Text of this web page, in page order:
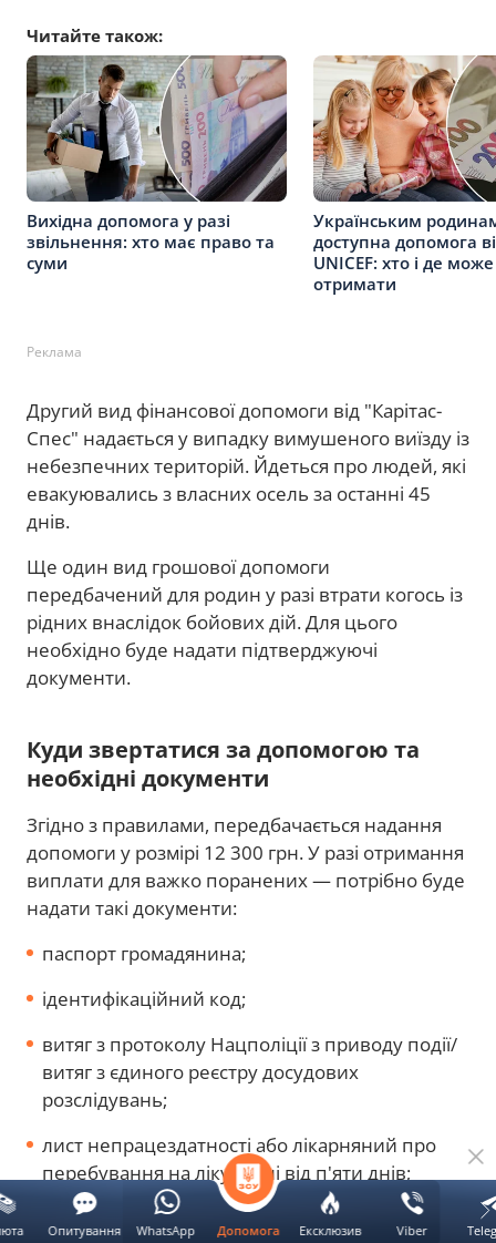
Читайте також:
Вихідна допомога у разі
звільнення: хто має право та
суми
Українським
доступна допомога
UNICEF: хто і де може
отримати
Реклама
Другий вид фінансової допомоги від "Карітас-
Спес" надається у випадку вимушеного виїзду із
небезпечних територій. Йдеться про людей, які
евакуювались з власних осель за останні 45
днів.
Ще один вид грошової допомоги
передбачений для родин у разі втрати когось із
рідних внаслідок бойових дій. Для цього
необхідно буде надати підтверджуючі
документи.
Куди звертатися за допомогою та
необхідні документи
Згідно з правилами, передбачається надання
допомоги у розмірі 12 300 грн. У разі отримання
виплати для важко поранених — потрібно буде
надати такі документи:
паспорт громадянина;
ідентифікаційний код;
витяг з протоколу Нацполіції з приводу події/
витяг з єдиного реєстру досудових
розслідувань;
лист непрацездатності або лікарняний про
перебування на лікуванні від п'яти днів;
направлення на лікування з амбулаторної
Допомога Ексклюзив Viber
Опитування WhatsApp